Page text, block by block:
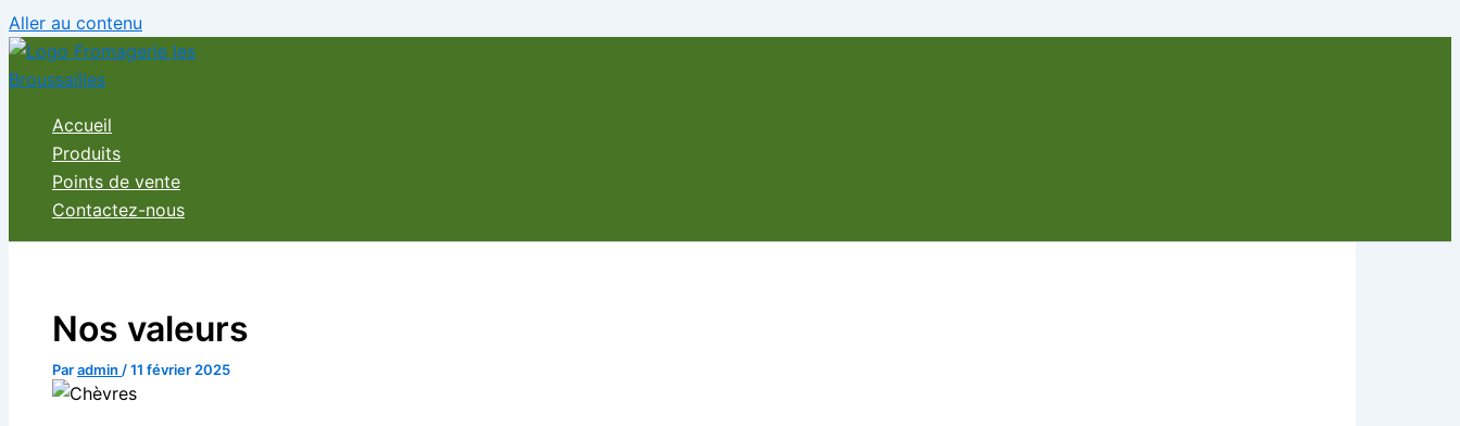
Aller au contenu
Accueil
Produits
Points de vente
Contactez-nous
Nos valeurs
Paradmin /11 février 2025